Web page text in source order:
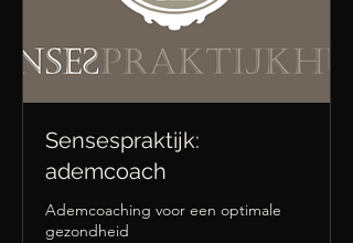
Sensespraktijk:
ademcoach
Ademcoaching voor een optimale
gezondheid